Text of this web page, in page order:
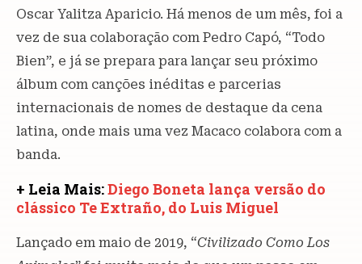
Oscar Yalitza Aparicio. Há menos de um mês, foi a
vez de sua colaboração com Pedro Capó, “Todo
Bien”, e já se prepara para lançar seu próximo
álbum com canções inéditas e parcerias
internacionais de nomes de destaque da cena
latina, onde mais uma vez Macaco colabora com a
banda.
+ Leia Mais:Diego Boneta lança versão do
clássico Te Extraño, do Luis Miguel
Lançado em maio de 2019, “Civilizado Como Los